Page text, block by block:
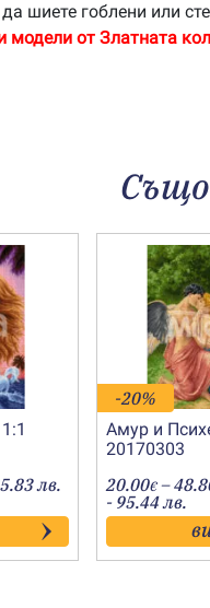
шиете гоблени или
модели от Златната
лв.
-20%
Амур и
20170303
20.00€ –
- 95.44 лв.